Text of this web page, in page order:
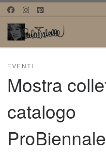
Passa al contenuto
EVENTI
Mostra
catalogo